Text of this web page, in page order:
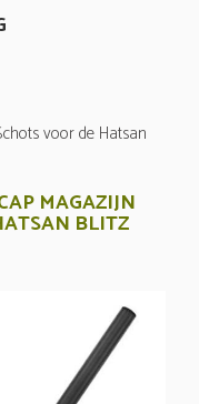
voor de Hatsan
MAGAZIJN
BLITZ